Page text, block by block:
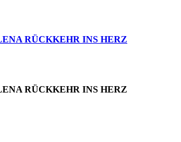
RÜCKKEHR INS HERZ
RÜCKKEHR INS HERZ